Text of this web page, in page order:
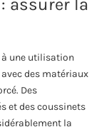
à une utilisation
des matériaux
Des
et des coussinets
la